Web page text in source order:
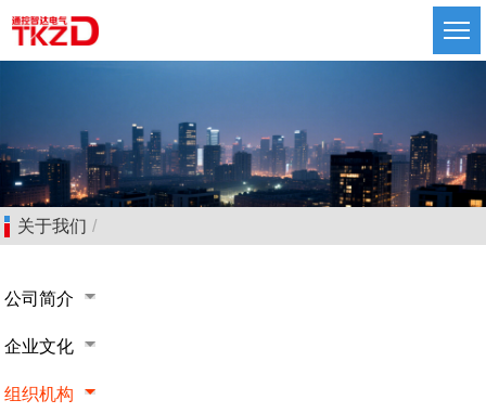
关于我们 /
公司简介
企业文化
组织机构